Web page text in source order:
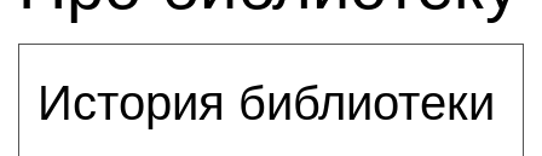
История библиотеки